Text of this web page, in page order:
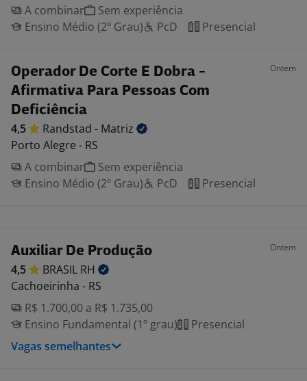
A combinar
Sem experiência
Ensino Médio (2º Grau)
PcD Presencial
Operador De Corte E Dobra -
Afirmativa Para Pessoas Com
Deficiência
Ontem
4,5 Randstad - Matriz
Porto Alegre - RS
A combinar
Sem experiência
Ensino Médio (2º Grau)
PcD Presencial
Auxiliar De Produção Ontem
4,5 BRASIL RH
Cachoeirinha - RS
R$ 1.700,00 a R$ 1.735,00
Ensino Fundamental (1º grau)
Presencial
Vagas semelhantes